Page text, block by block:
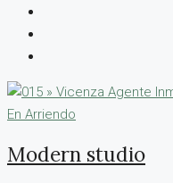
En Arriendo
Modern studio